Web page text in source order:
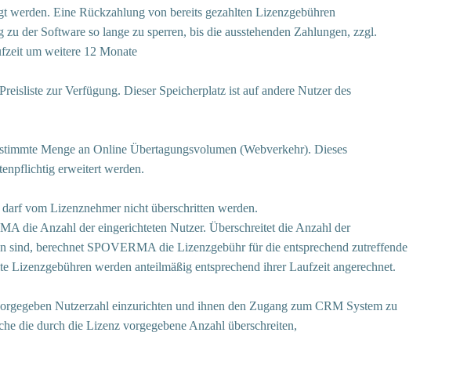
Eine Rückzahlung von bereits gezahlten Lizenzgebühren
der Software so lange zu sperren, bis die ausstehenden Zahlungen, zzgl.
um weitere 12 Monate
zur Verfügung. Dieser Speicherplatz ist auf andere Nutzer des
Menge an Online Übertagungsvolumen (Webverkehr). Dieses
erweitert werden.
vom Lizenznehmer nicht überschritten werden.
die Anzahl der eingerichteten Nutzer. Überschreitet die Anzahl der
berechnet SPOVERMA die Lizenzgebühr für die entsprechend zutreffende
werden anteilmäßig entsprechend ihrer Laufzeit angerechnet.
Nutzerzahl einzurichten und ihnen den Zugang zum CRM System zu
die durch die Lizenz vorgegebene Anzahl überschreiten,